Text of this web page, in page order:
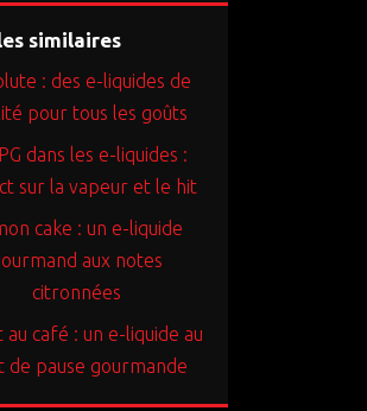
similaires
: des e-liquides de
pour tous les goûts
dans les e-liquides :
sur la vapeur et le hit
cake : un e-liquide
aux notes
citronnées
au café : un e-liquide au
de pause gourmande